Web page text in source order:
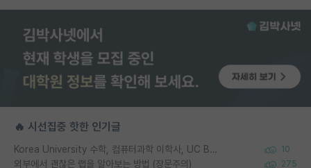
🔥 시선집중 핫한 인기글
Korea University 수학, 컴퓨터과학 이학사, UC Berkeley 산업공학 대학원 공학박사가 되는 것은 쉽지 않겠죠? 10
외부에서 괜찮은 랩을 알아보는 방법 (장문주의) 275